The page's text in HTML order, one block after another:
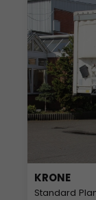
KRONE
Standard